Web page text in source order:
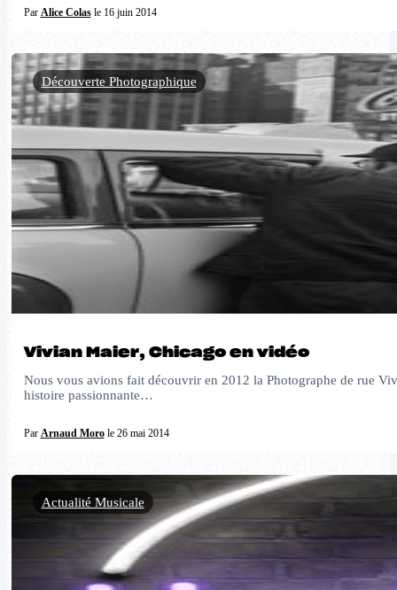
Par Alice Colasle 16 juin 2014
Vivian Maier, Chicago en vidéo
Nous vous avions fait découvrir en 2012 la Photographe de rue
histoire passionnante…
Par Arnaud Morole 26 mai 2014
Découverte Photographique
Actualité Musicale